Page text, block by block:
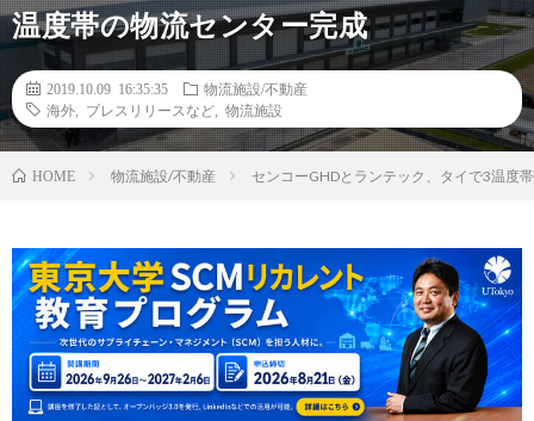
温度帯の物流センター完成
2019.10.09 16:35:35
物流施設/不動産
海外
プレスリリースなど 物流施設
HOME 物流施設/不動産 センコーGHDとランテック、タイで3温度